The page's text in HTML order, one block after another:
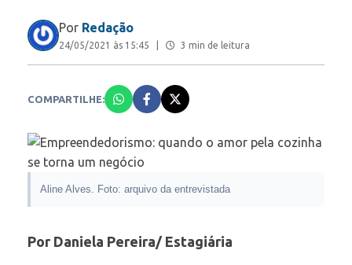
Por Redação
24/05/2021 às 15:45 3 min de leitura
COMPARTILHE:
Aline Alves. Foto: arquivo da entrevistada
Por Daniela Pereira/ Estagiária